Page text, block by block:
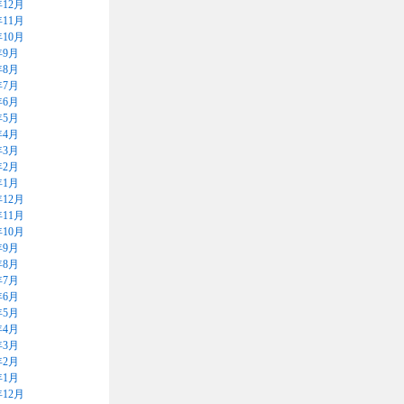
月
月
月
月
月
月
月
月
月
月
月
月
月
月
月
月
月
月
月
月
月
月
月
月
月